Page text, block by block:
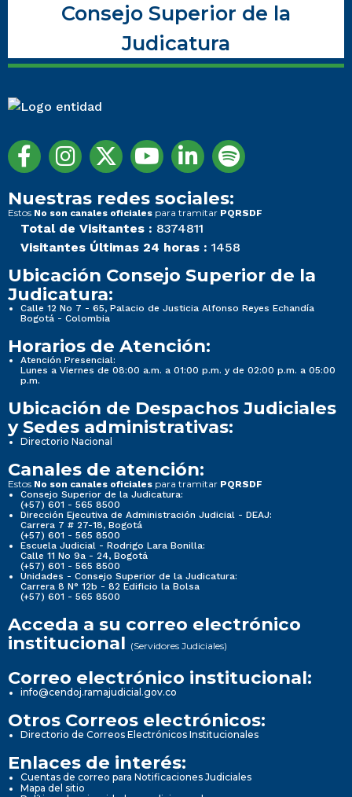
Consejo Superior de la
Judicatura
Nuestras redes sociales:
Estos No son canales oficiales para tramitar PQRSDF
Total de Visitantes : 8374811
Visitantes Últimas 24 horas : 1458
Ubicación Consejo Superior de la
Judicatura:
Calle 12 No 7 - 65, Palacio de Justicia Alfonso Reyes Echandía
Bogotá - Colombia
Horarios de Atención:
Atención Presencial:
Lunes a Viernes de 08:00 a.m. a 01:00 p.m. y de 02:00 p.m. a 05:00
p.m.
Ubicación de Despachos Judiciales
y Sedes administrativas:
Directorio Nacional
Canales de atención:
Estos No son canales oficiales para tramitar PQRSDF
Consejo Superior de la Judicatura:
(+57) 601 - 565 8500
Dirección Ejecutiva de Administración Judicial - DEAJ:
Carrera 7 # 27-18, Bogotá
(+57) 601 - 565 8500
Escuela Judicial - Rodrigo Lara Bonilla:
Calle 11 No 9a - 24, Bogotá
(+57) 601 - 565 8500
Unidades - Consejo Superior de la Judicatura:
Carrera 8 N° 12b - 82 Edificio la Bolsa
(+57) 601 - 565 8500
Acceda a su correo electrónico
institucional (Servidores Judiciales)
Correo electrónico institucional:
info@cendoj.ramajudicial.gov.co
Otros Correos electrónicos:
Directorio de Correos Electrónicos Institucionales
Enlaces de interés:
Cuentas de correo para Notificaciones Judiciales
Mapa del sitio